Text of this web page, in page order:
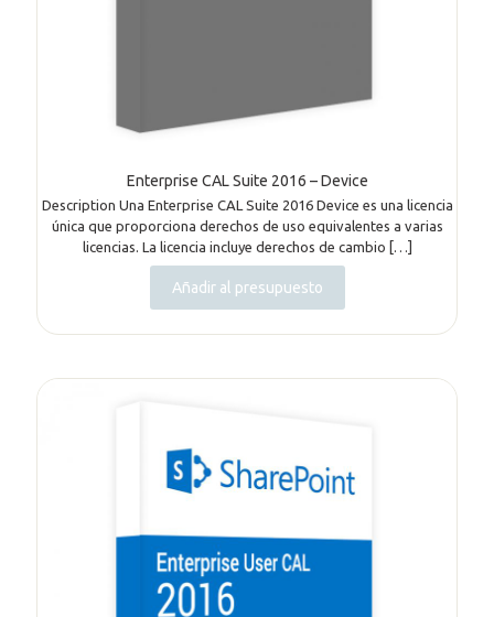
Enterprise CAL Suite 2016 – Device
Description Una Enterprise CAL Suite 2016 Device es una licencia
única que proporciona derechos de uso equivalentes a varias
licencias. La licencia incluye derechos de cambio […]
Añadir al presupuesto